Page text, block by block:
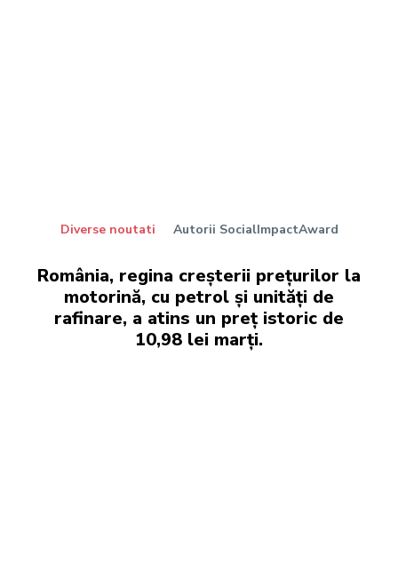
Diverse noutati Autorii SocialImpactAward
România, regina creșterii prețurilor la
motorină, cu petrol și unități de
rafinare, a atins un preț istoric de
10,98 lei marți.